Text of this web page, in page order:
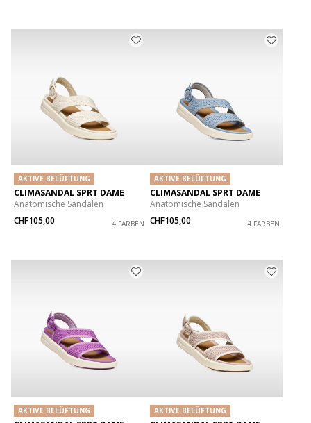
AKTIVE BELÜFTUNG
CLIMASANDAL SPRT DAME
Anatomische Sandalen
CHF105,00
4 FARBEN
AKTIVE BELÜFTUNG
CLIMASANDAL SPRT DAME
Anatomische Sandalen
CHF105,00
4 FARBEN
AKTIVE BELÜFTUNG AKTIVE BELÜFTUNG